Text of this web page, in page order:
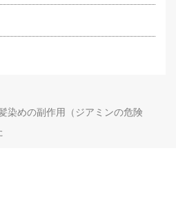
染めの副作用（ジアミンの危険